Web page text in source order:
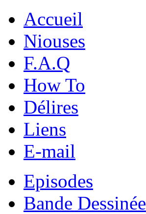
Accueil
Niouses
F.A.Q
How To
Délires
Liens
E-mail
Episodes
Bande Dessinée